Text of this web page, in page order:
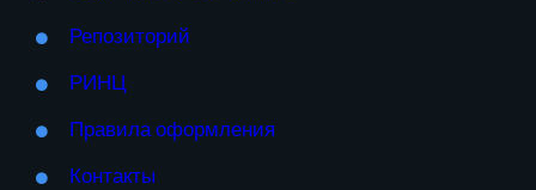
Репозиторий
РИНЦ
Правила оформления
Контакты